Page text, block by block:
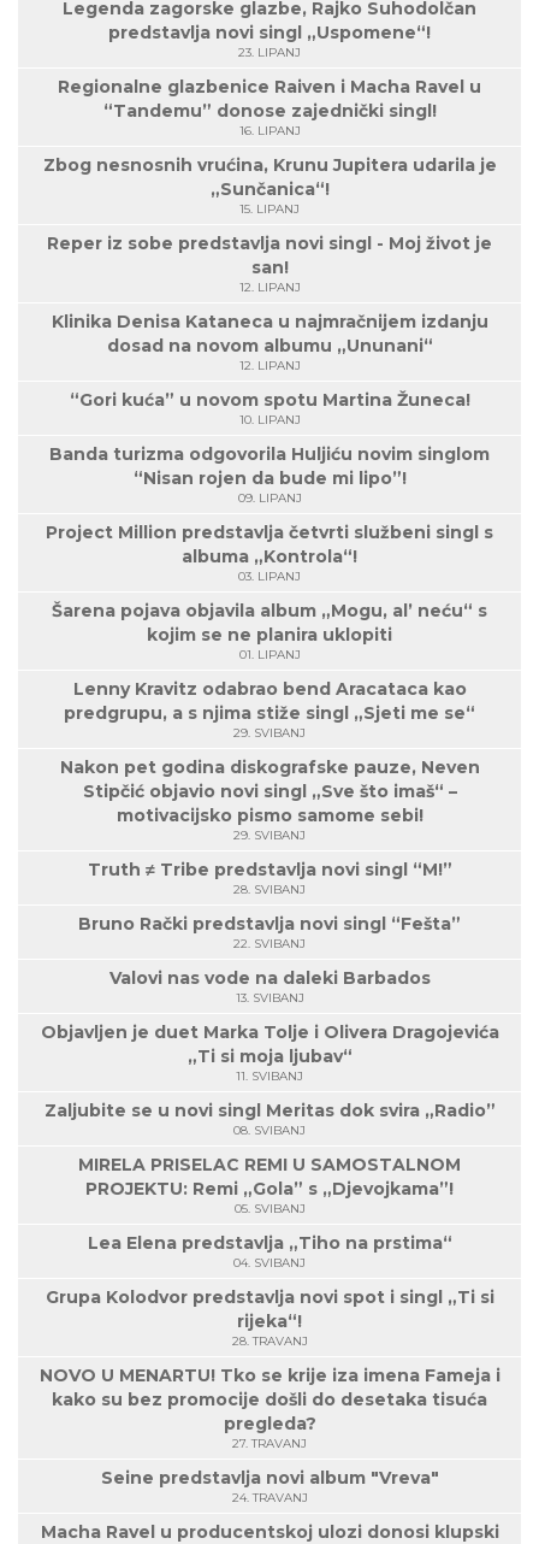
Legenda zagorske glazbe, Rajko Suhodolčan
predstavlja novi singl „Uspomene“!
23. LIPANJ
Regionalne glazbenice Raiven i Macha Ravel u
“Tandemu” donose zajednički singl!
16. LIPANJ
Zbog nesnosnih vrućina, Krunu Jupitera udarila je
„Sunčanica“!
15. LIPANJ
Reper iz sobe predstavlja novi singl - Moj život je
san!
12. LIPANJ
Klinika Denisa Kataneca u najmračnijem izdanju
dosad na novom albumu „Ununani“
12. LIPANJ
“Gori kuća” u novom spotu Martina Žuneca!
10. LIPANJ
Banda turizma odgovorila Huljiću novim singlom
“Nisan rojen da bude mi lipo”!
09. LIPANJ
Project Million predstavlja četvrti službeni singl s
albuma „Kontrola“!
03. LIPANJ
Šarena pojava objavila album „Mogu, al’ neću“ s
kojim se ne planira uklopiti
01. LIPANJ
Lenny Kravitz odabrao bend Aracataca kao
predgrupu, a s njima stiže singl „Sjeti me se“
29. SVIBANJ
Nakon pet godina diskografske pauze, Neven
Stipčić objavio novi singl „Sve što imaš“ –
motivacijsko pismo samome sebi!
29. SVIBANJ
Truth ≠ Tribe predstavlja novi singl “M!”
28. SVIBANJ
Bruno Rački predstavlja novi singl “Fešta”
22. SVIBANJ
Valovi nas vode na daleki Barbados
13. SVIBANJ
Objavljen je duet Marka Tolje i Olivera Dragojevića
„Ti si moja ljubav“
11. SVIBANJ
Zaljubite se u novi singl Meritas dok svira „Radio”
08. SVIBANJ
MIRELA PRISELAC REMI U SAMOSTALNOM
PROJEKTU: Remi „Gola” s „Djevojkama”!
05. SVIBANJ
Lea Elena predstavlja „Tiho na prstima“
04. SVIBANJ
Grupa Kolodvor predstavlja novi spot i singl „Ti si
rijeka“!
28. TRAVANJ
NOVO U MENARTU! Tko se krije iza imena Fameja i
kako su bez promocije došli do desetaka tisuća
pregleda?
27. TRAVANJ
Seine predstavlja novi album "Vreva"
24. TRAVANJ
Macha Ravel u producentskoj ulozi donosi klupski